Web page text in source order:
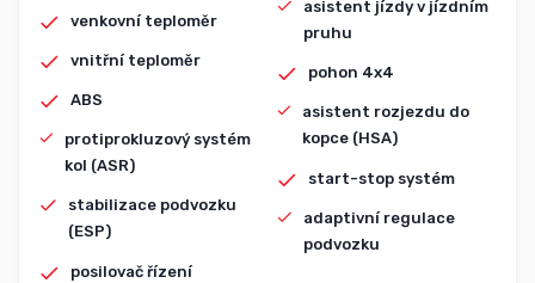
venkovní teploměr
vnitřní teploměr
ABS
protiprokluzový systém
kol (ASR)
stabilizace podvozku
(ESP)
posilovač řízení
asistent jízdy v jízdním
pruhu
pohon 4x4
asistent rozjezdu do
kopce (HSA)
start-stop systém
adaptivní regulace
podvozku